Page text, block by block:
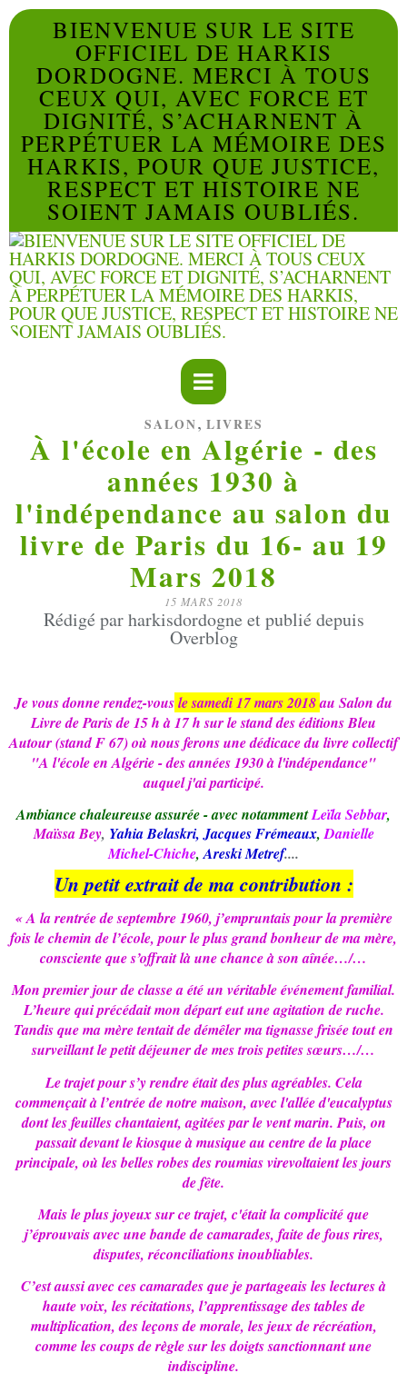
BIENVENUE SUR LE SITE
OFFICIEL DE HARKIS
DORDOGNE. MERCI À TOUS
CEUX QUI, AVEC FORCE ET
DIGNITÉ, S’ACHARNENT À
PERPÉTUER LA MÉMOIRE DES
HARKIS, POUR QUE JUSTICE,
RESPECT ET HISTOIRE NE
SOIENT JAMAIS OUBLIÉS.
SALON, LIVRES
À l'école en Algérie - des
années 1930 à
l'indépendance au salon du
livre de Paris du 16- au 19
Mars 2018
15 MARS 2018
Rédigé par harkisdordogne et publié depuis
Overblog
Je vous donne rendez-vousle samedi 17 mars 2018au Salon du
Livre de Paris de 15 h à 17 h sur le stand des éditions Bleu
Autour (stand F 67) où nous ferons une dédicace du livre collectif
"A l'école en Algérie - des années 1930 à l'indépendance"
auquel j'ai participé.
Ambiance chaleureuse assurée - avec notammentLeïla Sebbar,
Maïssa Bey, Yahia Belaskri, Jacques Frémeaux, Danielle
Michel-Chiche,Areski Metref....
Un petit extrait de ma contribution :
« A la rentrée de septembre 1960, j’empruntais pour la première
fois le chemin de l’école, pour le plus grand bonheur de ma mère,
consciente que s’offrait là une chance à son aînée…/…
Mon premier jour de classe a été un véritable événement familial.
L’heure qui précédait mon départ eut une agitation de ruche.
Tandis que ma mère tentait de démêler ma tignasse frisée tout en
surveillant le petit déjeuner de mes trois petites sœurs…/…
Le trajet pour s’y rendre était des plus agréables. Cela
commençait à l’entrée de notre maison, avec l'allée d'eucalyptus
dont les feuilles chantaient, agitées par le vent marin. Puis, on
passait devant le kiosque à musique au centre de la place
principale, où les belles robes des roumias virevoltaient les jours
de fête.
Mais le plus joyeux sur ce trajet, c'était la complicité que
j’éprouvais avec une bande de camarades, faite de fous rires,
disputes, réconciliations inoubliables.
C’est aussi avec ces camarades que je partageais les lectures à
haute voix, les récitations, l’apprentissage des tables de
multiplication, des leçons de morale, les jeux de récréation,
comme les coups de règle sur les doigts sanctionnant une
indiscipline.